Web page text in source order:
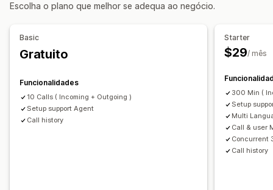
Escolha o plano que melhor se adequa ao negócio.
Basic
Gratuito
Funcionalidades
10 Calls ( Incoming + Outgoing )
Setup support Agent
Call history
Starter
$29/ mês
300 Min (
Setup
Multi
Call & user
Concurrent
Call history